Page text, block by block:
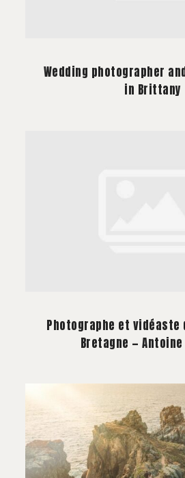
Wedding photographer
in Brittany
Photographe et vidéaste
Bretagne —